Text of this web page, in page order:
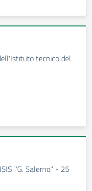
tecnico del
"G. Salerno" - 25